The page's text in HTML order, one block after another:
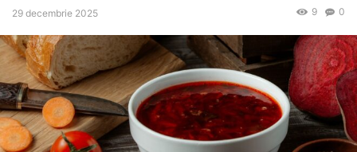
29 decembrie 2025 0
9